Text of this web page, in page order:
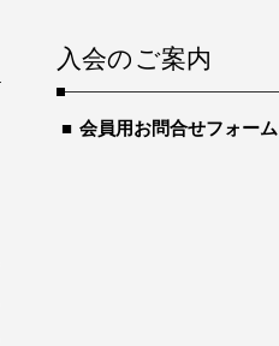
入会のご案内
会員用お問合せフォーム